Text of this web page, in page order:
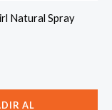
Natural Spray
AL